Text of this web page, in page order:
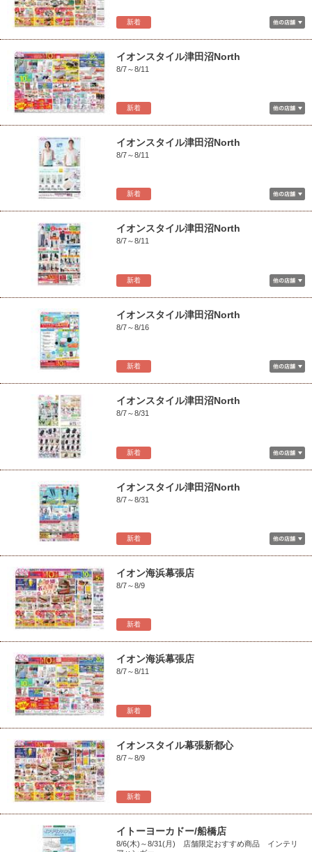
新着
新着
イオンスタイル津田沼North
8/7～8/11
新着
イオンスタイル津田沼North
8/7～8/11
新着
イオンスタイル津田沼North
8/7～8/11
新着
イオンスタイル津田沼North
8/7～8/16
新着
イオンスタイル津田沼North
8/7～8/31
新着
イオンスタイル津田沼North
8/7～8/31
新着
イオン海浜幕張店
8/7～8/9
新着
イオン海浜幕張店
8/7～8/11
新着
イオンスタイル幕張新都心
8/7～8/9
イトーヨーカドー/船橋店
8/6(木)～8/31(月) 店舗限定おすすめ商品 インテリ